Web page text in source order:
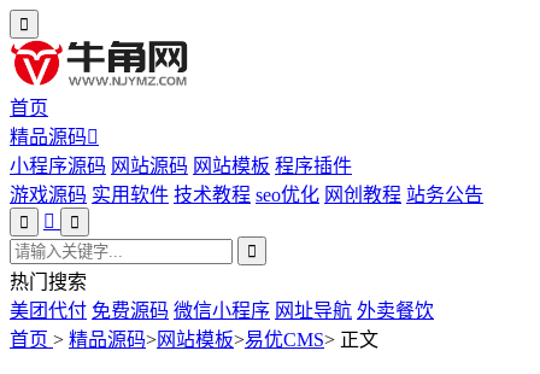
首页
精品源码
小程序源码 网站源码 网站模板 程序插件
游戏源码 实用软件 技术教程 seo优化 网创教程 站务公告
热门搜索
美团代付 免费源码 微信小程序 网址导航 外卖餐饮
首页 > 精品源码>网站模板>易优CMS> 正文